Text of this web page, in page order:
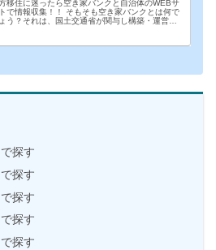
移住に迷ったら空き家バンクと自治体のWEBサ
で情報収集！！ そもそも空き家バンクとは何で
う？それは、国土交通省が関与し構築・運営の
...
探す
探す
探す
探す
探す